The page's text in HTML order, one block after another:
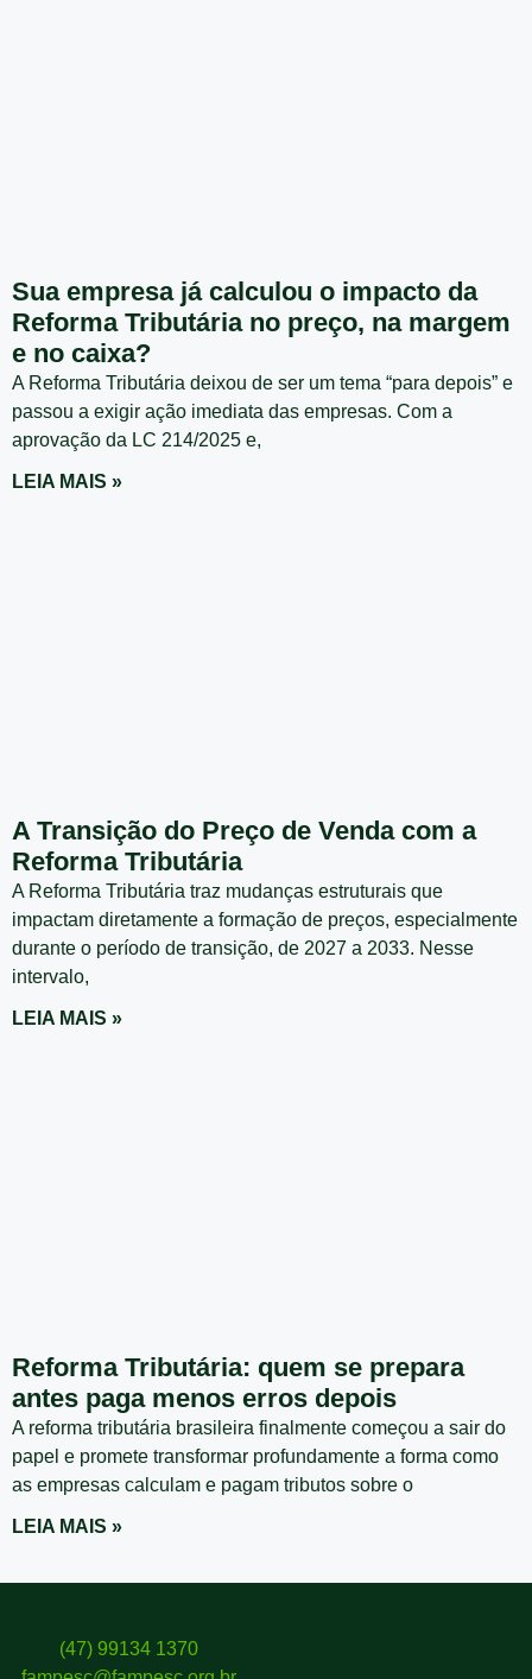
Sua empresa já calculou o impacto da
Reforma Tributária no preço, na margem
e no caixa?
A Reforma Tributária deixou de ser um tema “para depois” e
passou a exigir ação imediata das empresas. Com a
aprovação da LC 214/2025 e,
LEIA MAIS »
A Transição do Preço de Venda com a
Reforma Tributária
A Reforma Tributária traz mudanças estruturais que
impactam diretamente a formação de preços, especialmente
durante o período de transição, de 2027 a 2033. Nesse
intervalo,
LEIA MAIS »
Reforma Tributária: quem se prepara
antes paga menos erros depois
A reforma tributária brasileira finalmente começou a sair do
papel e promete transformar profundamente a forma como
as empresas calculam e pagam tributos sobre o
LEIA MAIS »
(47) 99134 1370